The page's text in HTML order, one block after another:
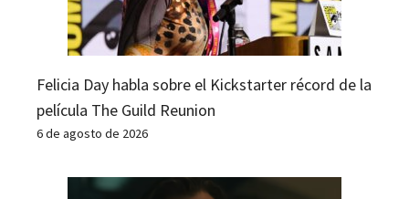
Felicia Day habla sobre el Kickstarter récord de la
película The Guild Reunion
6 de agosto de 2026